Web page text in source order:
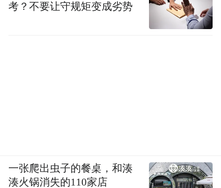
考？不要让守规矩变成劣势
一张爬出虫子的餐桌，和湊
湊火锅消失的110家店